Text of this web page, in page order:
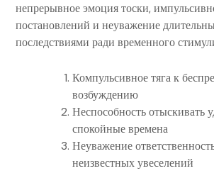
непрерывное эмоция тоски,
постановлений и неуважение
последствиями ради временного
Компульсивное тяга к
возбуждению
Неспособность отыскивать
спокойные времена
Неуважение
неизвестных увеселений